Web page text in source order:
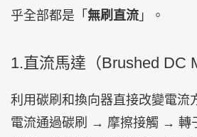
乎全部都是「 無刷直流 」。
1.直流馬達（Brushed DC
利用碳刷和換向器直接改變電流
電流通過碳刷 → 摩擦接觸 → 轉